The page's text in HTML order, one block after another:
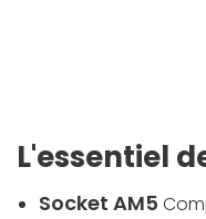
L'essentiel
Socket AM5